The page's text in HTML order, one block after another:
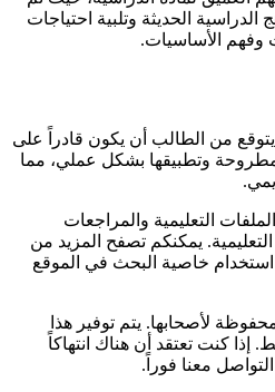
الدراسية الحديثة وتلبية احتياجات
وفهم الأساسيات.
يتوقع من الطالب أن يكون قادراً على
وتطبيقها بشكل عملي، مما
التعليمية والمراجعات
يمكنكم تصفح المزيد من
استخدام خاصية البحث في الموقع
لأصحابها. يتم توفير هذا
إذا كنت تعتقد أن هناك انتهاكاً
معنا فوراً.